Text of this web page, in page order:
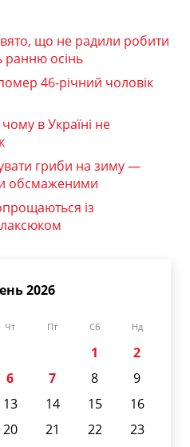
що не радили робити
ранню осінь
46-річний чоловік
в Україні не
гриби на зиму —
обсмаженими
із
2026
Чт Пт Сб Нд
1
2
6 7 8
9
13 14 15
16
20 21 22
23